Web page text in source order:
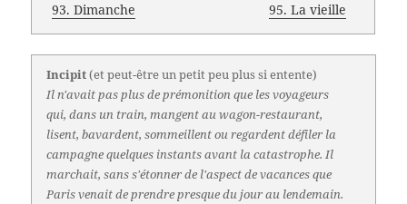
93. Dimanche
95. La vieille
Incipit(et peut-être un petit peu plus si entente)
Il n'avait pas plus de prémonition que les voyageurs
qui, dans un train, mangent au wagon-restaurant,
lisent, bavardent, sommeillent ou regardent défiler la
campagne quelques instants avant la catastrophe. Il
marchait, sans s'étonner de l'aspect de vacances que
Paris venait de prendre presque du jour au lendemain.